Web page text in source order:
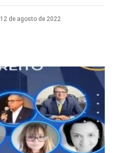
12 de agosto de 2022